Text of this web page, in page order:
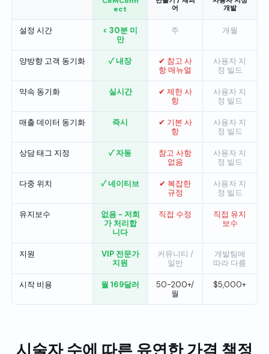
ect
어
개발
설정 시간
< 30분 미
만
주 개월
양방향 고객 동기화 ✓ 내장
✔ 참고 사
항 매뉴얼
사용자 지
정 빌드
약속 동기화 실시간
✔ 제한 사
항
사용자 지
정 빌드
매출 데이터 동기화 즉시
✔ 기본 사
항
사용자 지
정 빌드
상담 태그 지정 ✓ 자동
참고 사항
없음
사용자 지
정 빌드
다중 위치 ✓ 네이티브
✔ 복잡한
규정
사용자 지
정 빌드
유지보수
없음 - 저희
가 처리합
니다
직접 수정
직접 유지
보수
지원
VIP 전문가
지원
커뮤니티 /
일반
개발팀에
따라 다름
시작 비용 월 169달러
50-200+/
월
$5,000+
시술자 수에 따른 유연한 가격 책정